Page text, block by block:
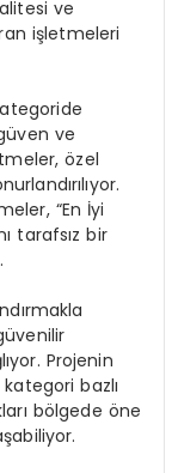
ve
işletmeleri
ve
özel
“En İyi
tarafsız bir
Projenin
bazlı
bölgede öne